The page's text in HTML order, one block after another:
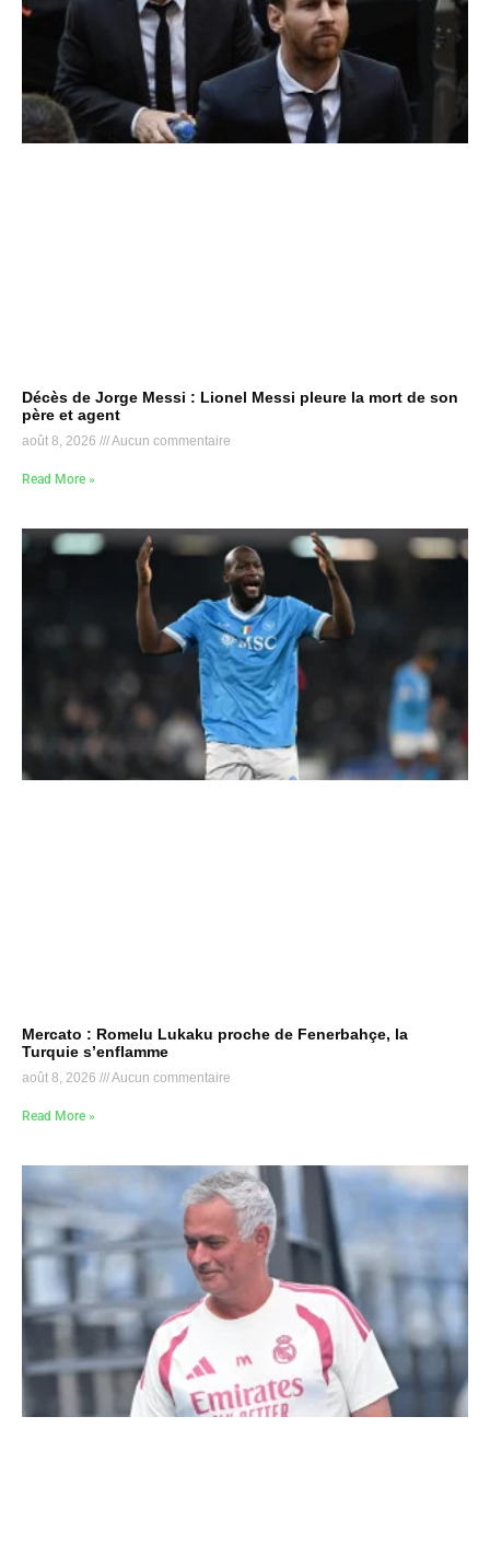
Décès de Jorge Messi : Lionel Messi pleure la mort de son
père et agent
août 8, 2026 Aucun commentaire
Read More »
Mercato : Romelu Lukaku proche de Fenerbahçe, la
Turquie s’enflamme
août 8, 2026 Aucun commentaire
Read More »